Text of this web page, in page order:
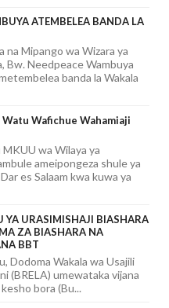
ATEMBELEA BANDA LA
na Mipango wa Wizara ya
Bw. Needpeace Wambuya
banda la Wakala
Wafichue Wahamiaji
wa Wilaya ya
ameipongeza shule ya
es Salaam kwa kuwa ya
YA URASIMISHAJI BIASHARA
ZA BIASHARA NA
BBT
Dodoma Wakala wa Usajili
(BRELA) umewataka vijana
bora (Bu...